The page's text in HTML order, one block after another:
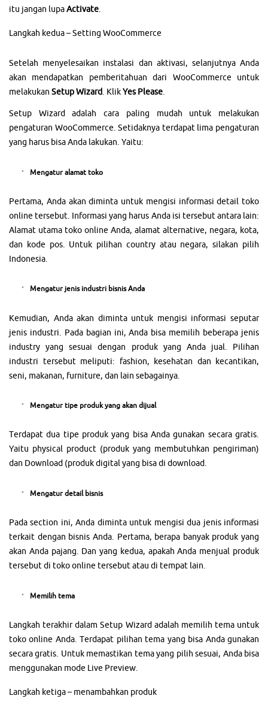
itu jangan lupa Activate
Langkah kedua – Setting WooCommerce
Setelah menyelesaikan instalasi dan aktivasi, selanjutnya Anda
akan mendapatkan pemberitahuan dari WooCommerce untuk
melakukan Setup Wizard. Klik Yes Please.
Setup Wizard adalah cara paling mudah untuk melakukan
pengaturan WooCommerce. Setidaknya terdapat lima pengaturan
yang harus bisa Anda lakukan. Yaitu:
Mengatur alamat toko
Pertama, Anda akan diminta untuk mengisi informasi detail toko
online tersebut. Informasi yang harus Anda isi tersebut antara lain:
Alamat utama toko online Anda, alamat alternative, negara, kota,
dan kode pos. Untuk pilihan country atau negara, silakan pilih
Indonesia.
Mengatur jenis industri bisnis Anda
Kemudian, Anda akan diminta untuk mengisi informasi seputar
jenis industri. Pada bagian ini, Anda bisa memilih beberapa jenis
industry yang sesuai dengan produk yang Anda jual. Pilihan
industri tersebut meliputi: fashion, kesehatan dan kecantikan,
seni, makanan, furniture, dan lain sebagainya.
Mengatur tipe produk yang akan dijual
Terdapat dua tipe produk yang bisa Anda gunakan secara gratis.
Yaitu physical product (produk yang membutuhkan pengiriman)
dan Download (produk digital yang bisa di download.
Mengatur detail bisnis
Pada section ini, Anda diminta untuk mengisi dua jenis informasi
terkait dengan bisnis Anda. Pertama, berapa banyak produk yang
akan Anda pajang. Dan yang kedua, apakah Anda menjual produk
tersebut di toko online tersebut atau di tempat lain.
Memilih tema
Langkah terakhir dalam Setup Wizard adalah memilih tema untuk
toko online Anda. Terdapat pilihan tema yang bisa Anda gunakan
secara gratis. Untuk memastikan tema yang pilih sesuai, Anda bisa
menggunakan mode Live Preview.
Langkah ketiga – menambahkan produk